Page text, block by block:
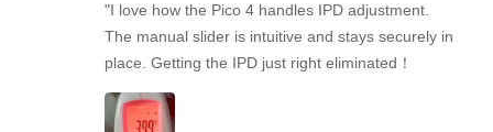
"I love how the Pico 4 handles IPD adjustment.
The manual slider is intuitive and stays securely in
place. Getting the IPD just right eliminated！